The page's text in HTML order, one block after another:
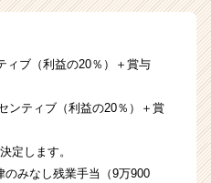
ィブ（利益の20％）＋賞与
ンティブ（利益の20％）＋賞
定します。
みなし残業手当（9万900